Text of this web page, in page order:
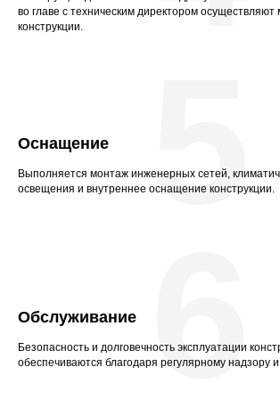
во главе с техническим директором осуществляют
конструкции.
Оснащение
Выполняется монтаж инженерных сетей,
освещения и внутреннее оснащение конструкции.
5
Обслуживание
Безопасность и долговечность эксплуатации
обеспечиваются благодаря регулярному надзору
6